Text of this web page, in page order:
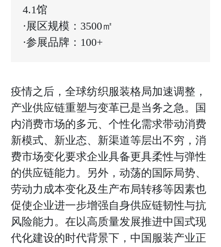
寻求报道
投稿须知
商务合作
版权申明
联系我们
4.1馆
·展区规模：3500㎡
·参展品牌：100+
疫情之后，全球纺织服装格局加速调整，
产业供应链重塑与变革已是当务之急。国
内消费市场的多元、个性化需求带动消费
新模式、新业态、新渠道等层出不穷，消
费市场变化要求企业具备更具柔性与弹性
的供应链能力。另外，动荡的国际局势、
劳动力成本变化及生产布局转移等因素也
促使企业进一步增强自身供应链韧性与抗
风险能力。在以高质量发展推进中国式现
代化建设的时代背景下，中国服装产业正